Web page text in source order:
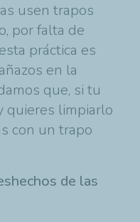
usen trapos
por falta de
práctica es
en la
que, si tu
quieres limpiarlo
con un trapo
de las